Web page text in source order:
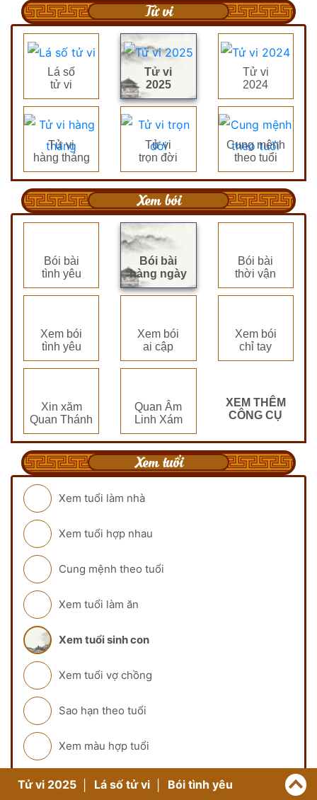
Tử vi
Lá số
tử vi
Tử vi
2025
Tử vi
2024
Tử vi
hàng tháng
Tử vi
trọn đời
Cung mệnh
theo tuổi
Xem bói
Bói bài
tình yêu
Bói bài
hàng ngày
Bói bài
thời vận
Xem bói
tình yêu
Xem bói
ai cập
Xem bói
chỉ tay
Xin xăm
Quan Thánh
Quan Âm
Linh Xám
XEM THÊM
CÔNG CỤ
Xem tuổi
Xem tuổi làm nhà
Xem tuổi hợp nhau
Cung mệnh theo tuổi
Xem tuổi làm ăn
Xem tuổi sinh con
Xem tuổi vợ chồng
Sao hạn theo tuổi
Xem màu hợp tuổi
XEM THÊM CÔNG CỤ
Tử vi 2025 Lá số tử vi Bói tình yêu